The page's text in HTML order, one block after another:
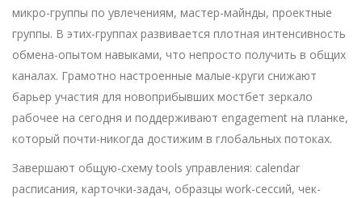
микро-группы по увлечениям, мастер-майнды, проектные
группы. В этих-группах развивается плотная интенсивность
обмена-опытом навыками, что непросто получить в общих
каналах. Грамотно настроенные малые-круги снижают
барьер участия для новоприбывших мостбет зеркало
рабочее на сегодня и поддерживают engagement на планке,
который почти-никогда достижим в глобальных потоках.
Завершают общую-схему tools управления: calendar
расписания, карточки-задач, образцы work-сессий, чек-